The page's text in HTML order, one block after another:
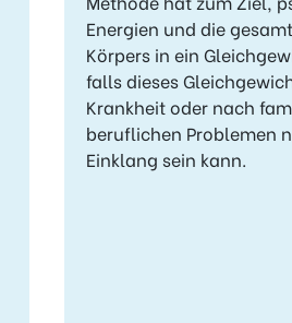
Energien und die
Körpers in ein
falls dieses
Krankheit oder nach
beruflichen Problemen
Einklang sein kann.